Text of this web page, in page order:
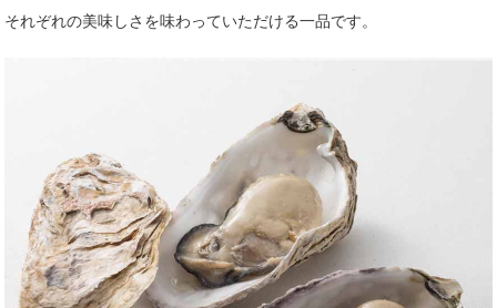
それぞれの美味しさを味わっていただける一品です。